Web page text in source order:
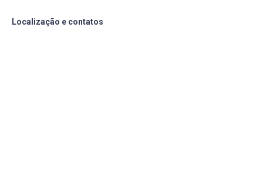
Localização e contatos